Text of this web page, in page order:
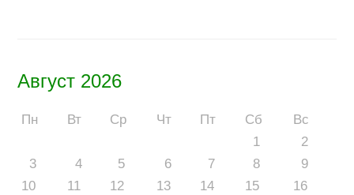
Август 2026
Пн Вт Ср Чт Пт Сб
Вс
1
2
3
4 5 6 7 8
9
10
11 12 13 14 15
16